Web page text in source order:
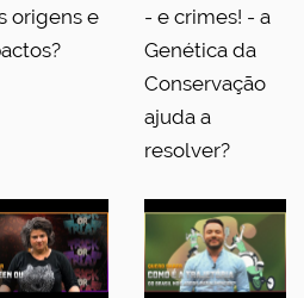
origens e
- e crimes! - a
Genética da
Conservação
ajuda a
resolver?